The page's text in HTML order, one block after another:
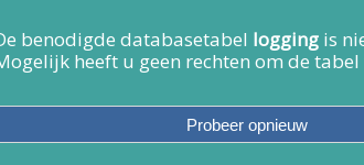
benodigde databasetabel logging is
heeft u geen rechten om de